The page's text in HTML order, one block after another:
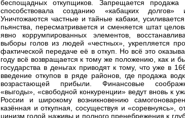
беспощадных откупщиков. Запрещается продажа
способствовала созданию «кабацких
Уничтожаются частные и тайные кабаки,
пьянства, пересматривается и сменяется штат
явно коррумпированных элементов,
выборы голов из людей «честных», укрепляется
фактической передаче её в откуп. Но всё это
году всё возвращается к тому же положению, как и
государства в деньгах приводят к тому, что уже в
введение откупов в ряде районов, где продажа
возрастающей прибыли. Финансовые
«выгоды», «свободной конкуренции» ведут вновь к
России и широкому возникновению
казённая и откупная, сосуществуя и «соревнуясь»,
цинизм голой наживы и полного пренебрежения к